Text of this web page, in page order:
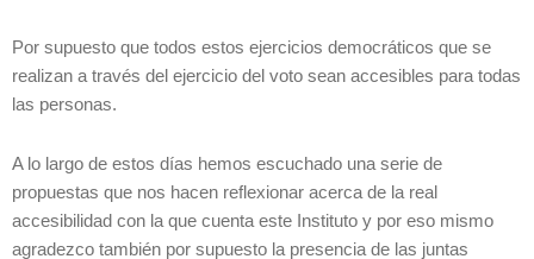
Por supuesto que todos estos ejercicios democráticos que se
realizan a través del ejercicio del voto sean accesibles para todas
las personas.
A lo largo de estos días hemos escuchado una serie de
propuestas que nos hacen reflexionar acerca de la real
accesibilidad con la que cuenta este Instituto y por eso mismo
agradezco también por supuesto la presencia de las juntas